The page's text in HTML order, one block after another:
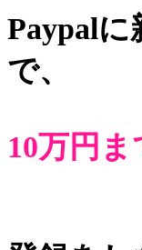
Paypal
で、
10万円